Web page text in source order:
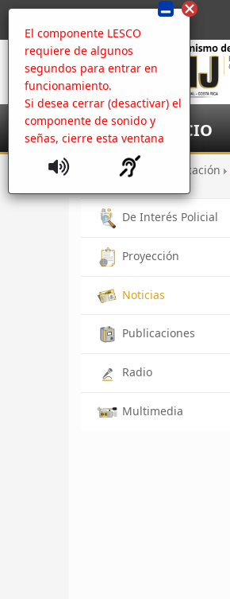
El componente LESCO
requiere de algunos
segundos para entrar en
funcionamiento.
Si desea cerrar (desactivar) el
componente de sonido y
señas, cierre esta ventana
NICIO
Inicio Comunicación
De Interés Policial
Proyección
Noticias
Publicaciones
Radio
Multimedia